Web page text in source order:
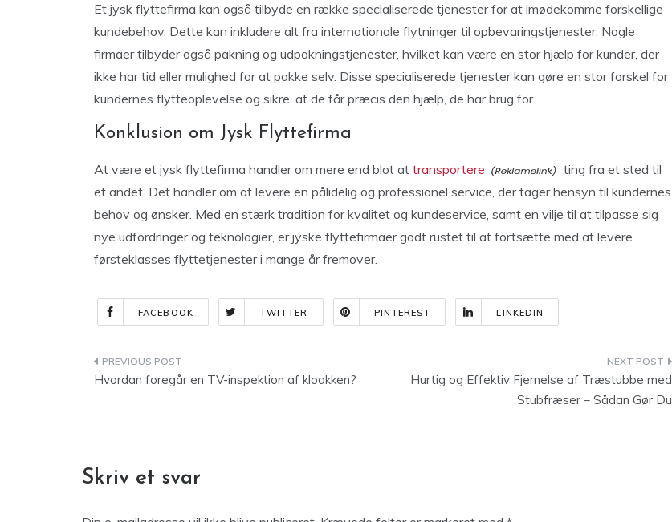
Et jysk flyttefirma kan også tilbyde en række specialiserede tjenester for at imødekomme forskellige
kundebehov. Dette kan inkludere alt fra internationale flytninger til opbevaringstjenester. Nogle
firmaer tilbyder også pakning og udpakningstjenester, hvilket kan være en stor hjælp for kunder, der
ikke har tid eller mulighed for at pakke selv. Disse specialiserede tjenester kan gøre en stor forskel for
kundernes flytteoplevelse og sikre, at de får præcis den hjælp, de har brug for.
Konklusion om Jysk Flyttefirma
At være et jysk flyttefirma handler om mere end blot at transportere
ting fra et sted til
et andet. Det handler om at levere en pålidelig og professionel service, der tager hensyn til kundernes
behov og ønsker. Med en stærk tradition for kvalitet og kundeservice, samt en vilje til at tilpasse sig
nye udfordringer og teknologier, er jyske flyttefirmaer godt rustet til at fortsætte med at levere
førsteklasses flyttetjenester i mange år fremover.
FACEBOOK TWITTER PINTEREST LINKEDIN
Indlægsnavigation
Hvordan foregår en TV-inspektion af kloakken?
Hurtig og Effektiv Fjernelse af Træstubbe med
Stubfræser – Sådan Gør Du
Skriv et svar